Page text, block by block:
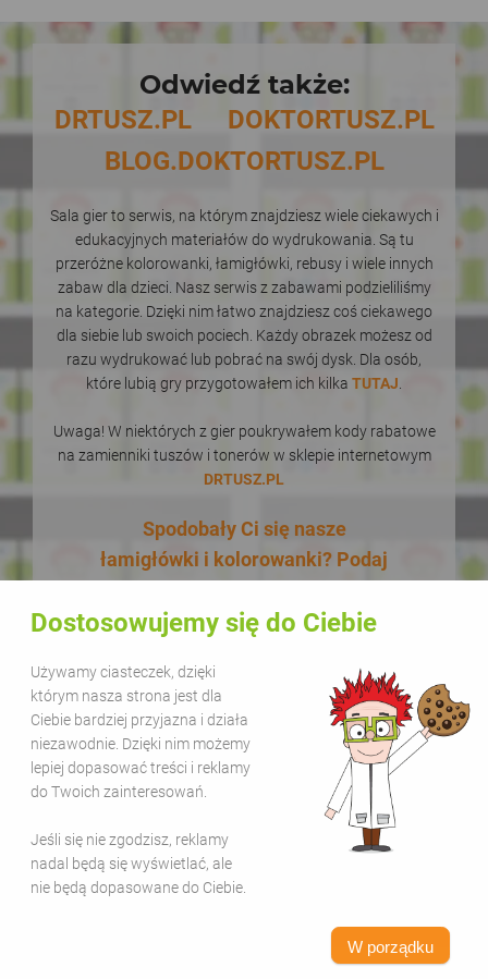
Dostosowujemy się do Ciebie
Używamy ciasteczek, dzięki
którym nasza strona jest dla
Ciebie bardziej przyjazna i działa
niezawodnie. Dzięki nim możemy
lepiej dopasować treści i reklamy
do Twoich zainteresowań.
Jeśli się nie zgodzisz, reklamy
nadal będą się wyświetlać, ale
nie będą dopasowane do Ciebie.
W porządku
Odwiedź także:
DRTUSZ.PL
DOKTORTUSZ.PL
BLOG.DOKTORTUSZ.PL
Sala gier to serwis, na którym znajdziesz wiele ciekawych i
edukacyjnych materiałów do wydrukowania. Są tu
przeróżne kolorowanki, łamigłówki, rebusy i wiele innych
zabaw dla dzieci. Nasz serwis z zabawami podzieliliśmy
na kategorie. Dzięki nim łatwo znajdziesz coś ciekawego
dla siebie lub swoich pociech. Każdy obrazek możesz od
razu wydrukować lub pobrać na swój dysk. Dla osób,
które lubią gry przygotowałem ich kilka TUTAJ
Uwaga! W niektórych z gier poukrywałem kody rabatowe
na zamienniki tuszów i tonerów w sklepie internetowym
DRTUSZ.PL
Spodobały Ci się nasze
łamigłówki i kolorowanki? Podaj
darmo! Udostępnianie naszych
edukacyjnych jest bezpłatne.
Wystarczy, że zamieścisz na
swojej stronie lub kanale
informację, że pochodzą one z
serwisu Sala Gier i dodasz link
www.salagier.pl . Kolorową zabawą
warto się dzielić!